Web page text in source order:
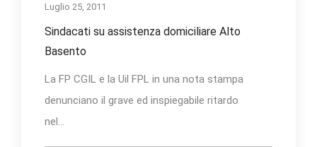
Luglio 25, 2011
Sindacati su assistenza domiciliare Alto
Basento
La FP CGIL e la Uil FPL in una nota stampa
denunciano il grave ed inspiegabile ritardo
nel...